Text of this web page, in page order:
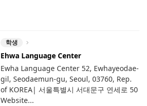
학생
Ehwa Language Center
Ewha Language Center 52, Ewhayeodae-
gil, Seodaemun-gu, Seoul, 03760, Rep.
of KOREA| 서울특별시 서대문구 연세로 50
Website...